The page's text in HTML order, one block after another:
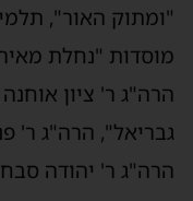
"ומתוק האור",
מוסדות "נחלת
הרה"ג ר' ציון
גבריאל", הרה"ג ר'
הרה"ג ר' יהודה